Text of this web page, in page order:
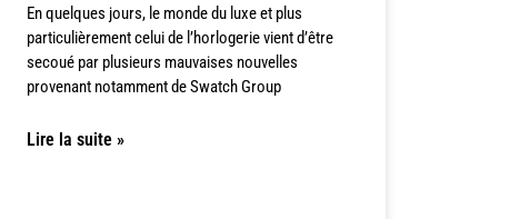
En quelques jours, le monde du luxe et plus
particulièrement celui de l’horlogerie vient d’être
secoué par plusieurs mauvaises nouvelles
provenant notamment de Swatch Group
Lire la suite »